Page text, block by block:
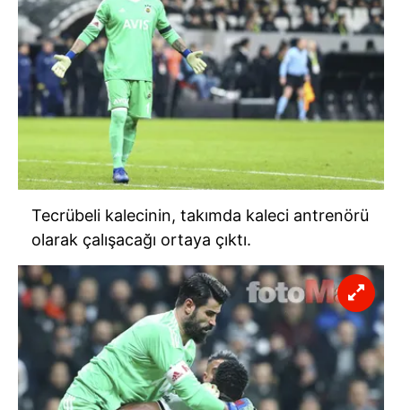
Tecrübeli kalecinin, takımda kaleci antrenörü
olarak çalışacağı ortaya çıktı.